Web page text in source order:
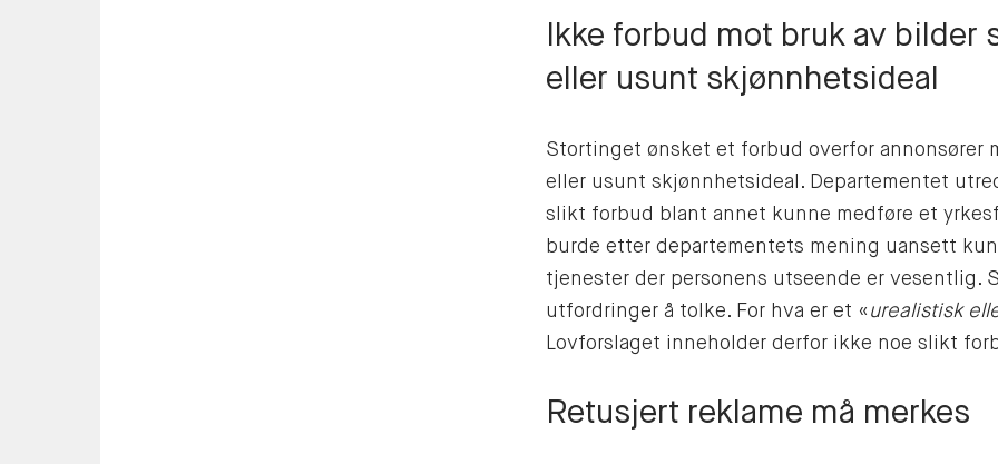
Ikke forbud mot bruk av
eller usunt skjønnhetsideal
Stortinget ønsket et forbud overfor annonsører
eller usunt skjønnhetsideal. Departementet
slikt forbud blant annet kunne medføre et
burde etter departementets mening uansett
tjenester der personens utseende er vesentlig.
utfordringer å tolke. For hva er et « urealistisk
Lovforslaget inneholder derfor ikke noe slikt
Retusjert reklame må merkes